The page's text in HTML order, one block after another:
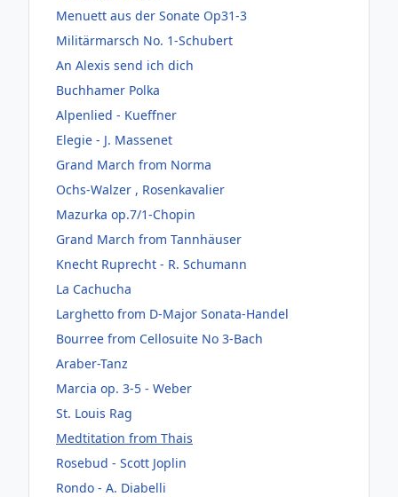
Menuett aus der Sonate Op31-3
Militärmarsch No. 1-Schubert
An Alexis send ich dich
Buchhamer Polka
Alpenlied - Kueffner
Elegie - J. Massenet
Grand March from Norma
Ochs-Walzer , Rosenkavalier
Mazurka op.7/1-Chopin
Grand March from Tannhäuser
Knecht Ruprecht - R. Schumann
La Cachucha
Larghetto from D-Major Sonata-Handel
Bourree from Cellosuite No 3-Bach
Araber-Tanz
Marcia op. 3-5 - Weber
St. Louis Rag
Medtitation from Thais
Rosebud - Scott Joplin
Rondo - A. Diabelli